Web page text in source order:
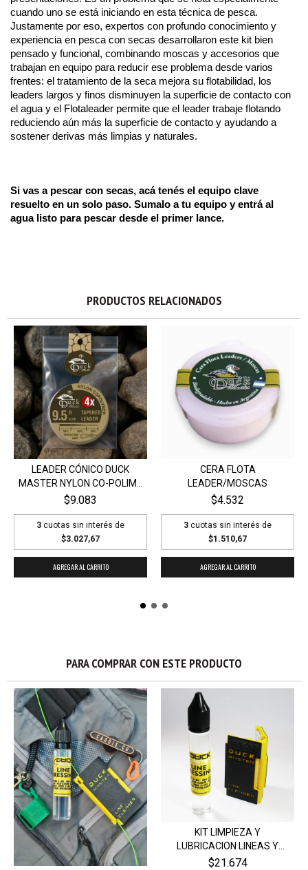
cuando uno se está iniciando en esta técnica de pesca.
Justamente por eso, expertos con profundo conocimiento y
experiencia en pesca con secas desarrollaron este kit bien
pensado y funcional, combinando moscas y accesorios que
trabajan en equipo para reducir ese problema desde varios
frentes: el tratamiento de la seca mejora su flotabilidad, los
leaders largos y finos disminuyen la superficie de contacto con
el agua y el Flotaleader permite que el leader trabaje flotando
reduciendo aún más la superficie de contacto y ayudando a
sostener derivas más limpias y naturales.
Si vas a pescar con secas, acá tenés el equipo clave
resuelto en un solo paso. Sumalo a tu equipo y entrá al
agua listo para pescar desde el primer lance.
PRODUCTOS RELACIONADOS
LEADER CÓNICO DUCK
MASTER NYLON CO-POLIM...
$9.083
3 cuotas sin interés de
$3.027,67
AGREGAR AL CARRITO
CERA FLOTA
LEADER/MOSCAS
$4.532
3 cuotas sin interés de
$1.510,67
PARA COMPRAR CON ESTE PRODUCTO
KIT LIMPIEZA Y
LUBRICACION LINEAS Y
MONO...
$21.674